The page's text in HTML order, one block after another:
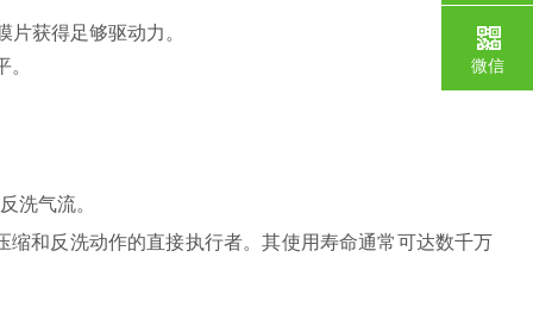
获得足够驱动力。
洗气流。
和反洗动作的直接执行者。其使用寿命通常可达数千万
微信